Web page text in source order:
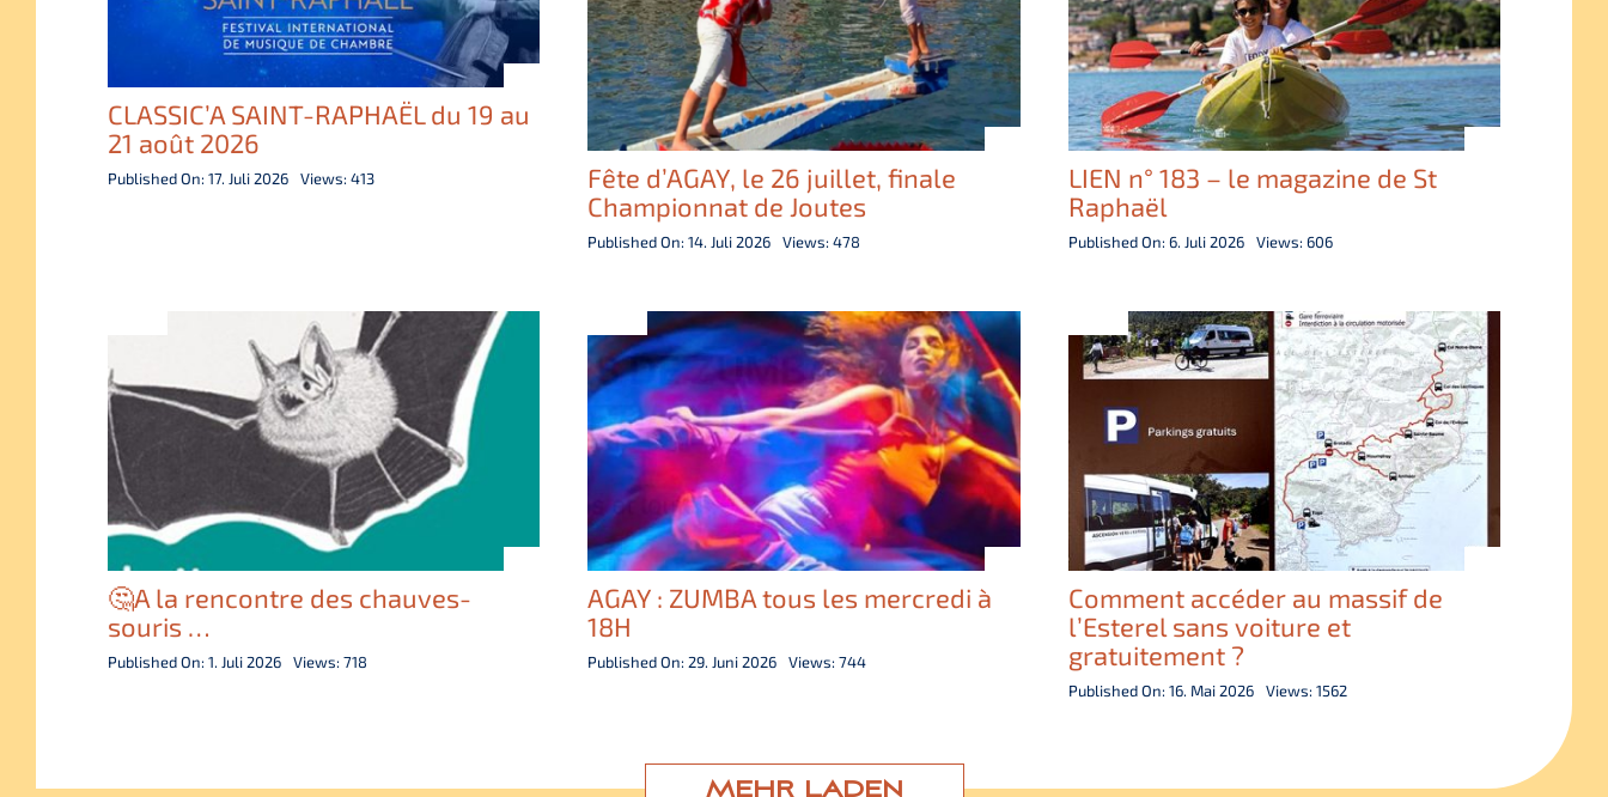
CLASSIC’A SAINT-RAPHAËL du 19 au
21 août 2026
Published On: 17. Juli 2026 Views: 413
Fête d’AGAY, le 26 juillet, finale
Championnat de Joutes
Published On: 14. Juli 2026 Views: 478
LIEN n° 183 – le magazine de St
Raphaël
Published On: 6. Juli 2026 Views: 606
🤔A la rencontre des chauves-
souris …
Published On: 1. Juli 2026 Views: 718
AGAY : ZUMBA tous les mercredi à
18H
Published On: 29. Juni 2026 Views: 744
Comment accéder au massif de
l’Esterel sans voiture et
gratuitement ?
Published On: 16. Mai 2026 Views: 1562
MEHR LADEN